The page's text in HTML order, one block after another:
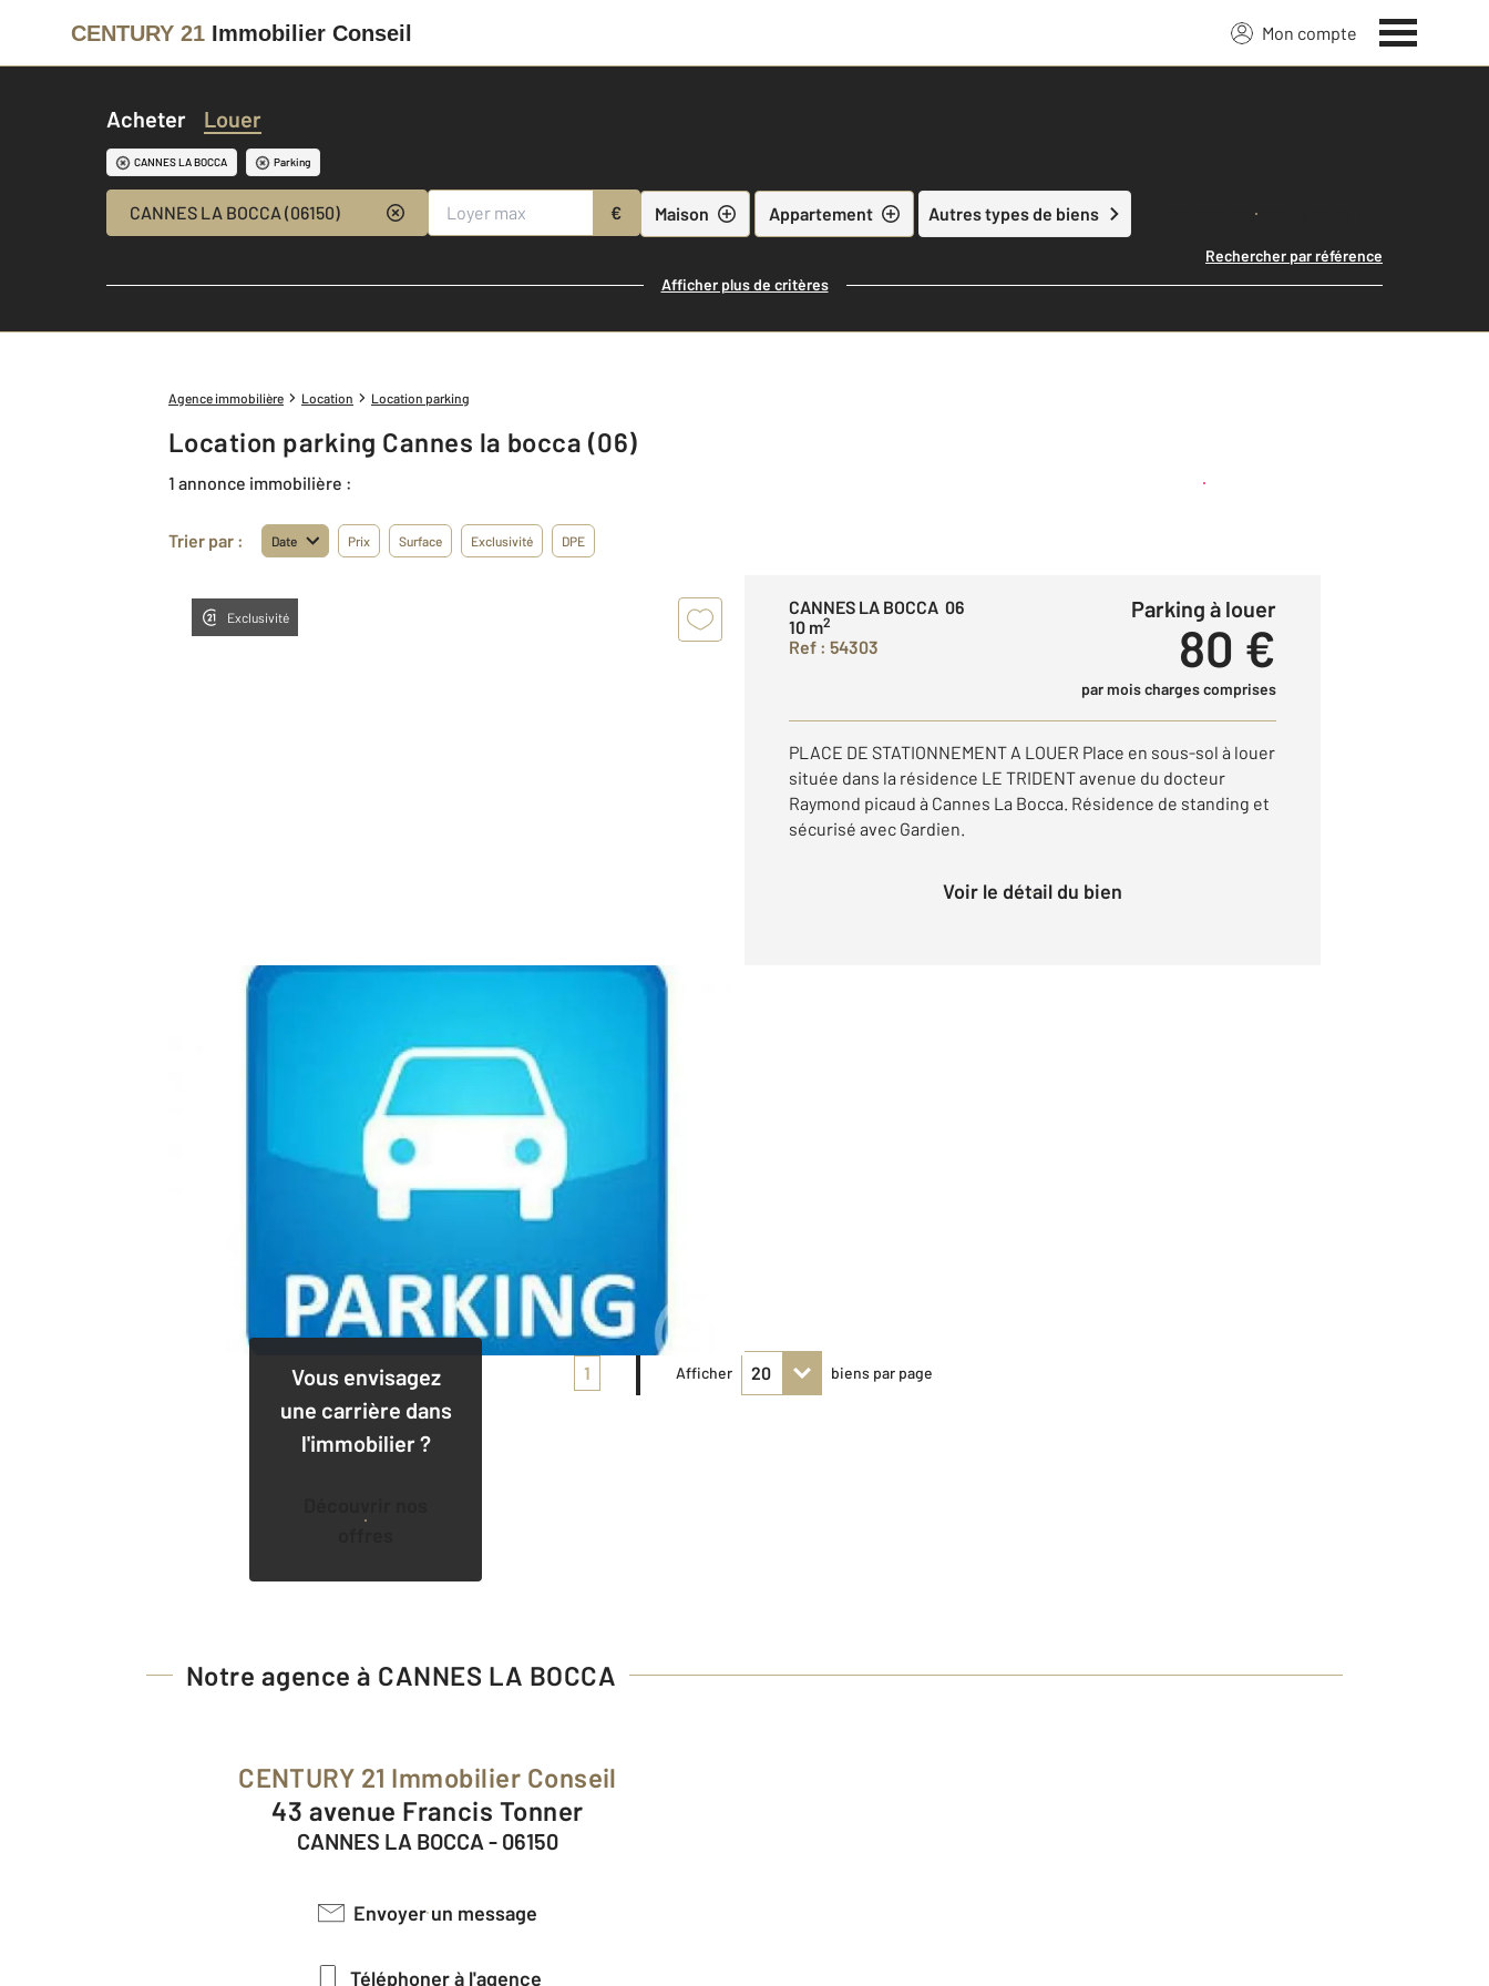
CENTURY 21 Immobilier Conseil Mon compte
Acheter Louer
CANNES LA BOCCA Parking
CANNES LA BOCCA (06150) € Maison Appartement Autres types de biens Lancer ma recherche
Rechercher par référence
Afficher plus de critères
Agence immobilière Location Location parking
Location parking Cannes la bocca (06)
1 annonce immobilière : Créer une alerte
Trier par : Date Prix Surface Exclusivité DPE
Exclusivité
CANNES LA BOCCA 06
10 m2
Ref : 54303
Parking à louer
80 €
par mois charges comprises
PLACE DE STATIONNEMENT A LOUER Place en sous-sol à louer
située dans la résidence LE TRIDENT avenue du docteur
Raymond picaud à Cannes La Bocca. Résidence de standing et
sécurisé avec Gardien.
Voir le détail du bien
Vous envisagez
une carrière dans
l'immobilier ?
1 Afficher biens par page
Notre agence à CANNES LA BOCCA
CENTURY 21 Immobilier Conseil
43 avenue Francis Tonner
CANNES LA BOCCA - 06150
Envoyer un message
Téléphoner à l'agence